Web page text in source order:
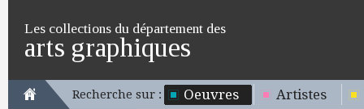
Les collections du département des
arts graphiques
Recherche sur : Oeuvres Artistes